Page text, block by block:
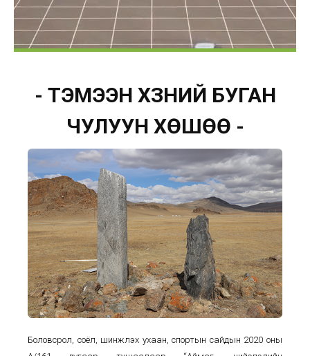
- ТЭМЭЭН ХҮЗҮҮНИЙ БУГАН
ЧУЛУУН ХӨШӨӨ -
Боловсрол, соёл, шинжлэх ухаан, спортын сайдын 2020 оны